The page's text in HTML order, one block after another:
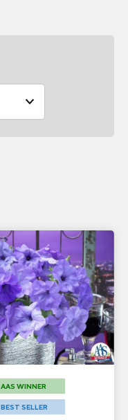
AAS WINNER
BEST SELLER